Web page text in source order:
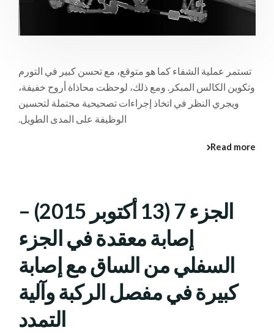
تستمر عملية الشفاء كما هو متوقع، مع تحسن كبير في التورم
وتكوين الكالس المبكر. ومع ذلك، لوحظت محاذاة أروح خفيفة،
ويجري النظر في اتخاذ إجراءات تصحيحية محتملة لتحسين
الوظيفة على المدى الطويل.
Read more
الجزء 7 (13 أكتوبر 2015) –
إصابة معقدة في الجزء
السفلي من الساق مع إصابة
كبيرة في مفصل الركبة وآلية
التمدد